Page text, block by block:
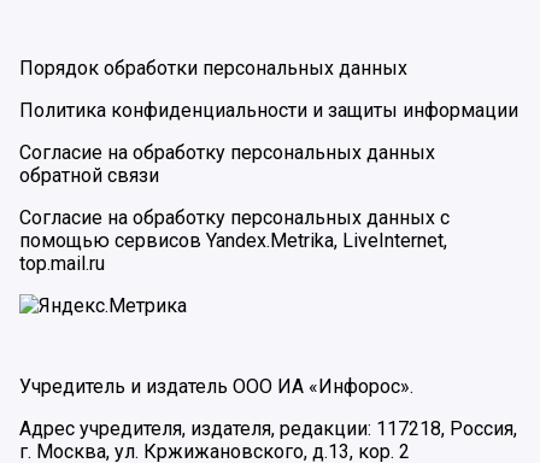
Порядок обработки персональных данных
Политика конфиденциальности и защиты информации
Согласие на обработку персональных данных
обратной связи
Согласие на обработку персональных данных с
помощью сервисов Yandex.Metrika, LiveInternet,
top.mail.ru
Учредитель и издатель ООО ИА «Инфорос».
Адрес учредителя, издателя, редакции: 117218, Россия,
г. Москва, ул. Кржижановского, д.13, кор. 2